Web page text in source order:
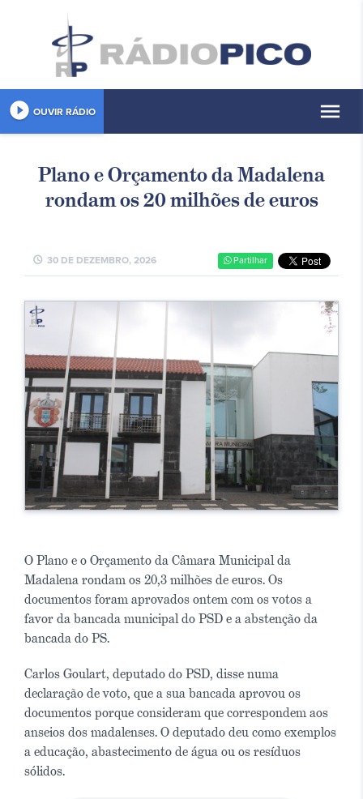
play_circle_filled OUVIR RÁDIO menu
Plano e Orçamento da Madalena
rondam os 20 milhões de euros
schedule 30 DE DEZEMBRO, 2026 Partilhar
O Plano e o Orçamento da Câmara Municipal da
Madalena rondam os 20,3 milhões de euros. Os
documentos foram aprovados ontem com os votos a
favor da bancada municipal do PSD e a abstenção da
bancada do PS.
Carlos Goulart, deputado do PSD, disse numa
declaração de voto, que a sua bancada aprovou os
documentos porque consideram que correspondem aos
anseios dos madalenses. O deputado deu como exemplos
a educação, abastecimento de água ou os resíduos
sólidos.